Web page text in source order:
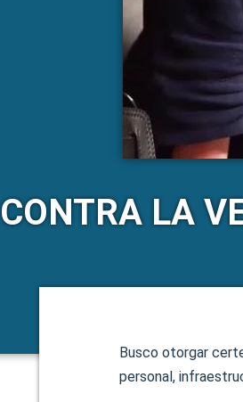
CONTRA LA
Busco otorgar
personal,